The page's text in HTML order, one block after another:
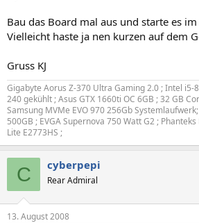
Bau das Board mal aus und starte es
Vielleicht haste ja nen kurzen auf dem
Gruss KJ
Gigabyte Aorus Z-370 Ultra Gaming 2.0 ; Intel i5-
240 gekühlt ; Asus GTX 1660ti OC 6GB ; 32 GB
Samsung MVMe EVO 970 256Gb
500GB ; EVGA Supernova 750 Watt G2 ;
Lite E2773HS ;
C cyberpepi
Rear Admiral
13. August 2008